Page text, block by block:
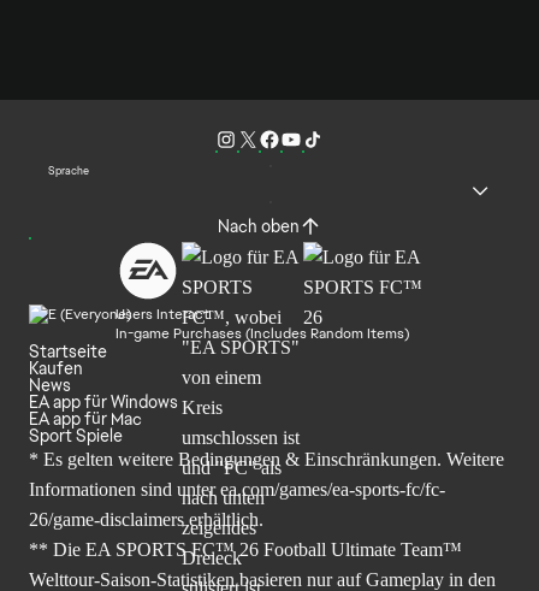
Sprache
Nach oben
Users Interact
In-game Purchases (Includes Random Items)
Startseite
Kaufen
News
EA app für Windows
EA app für Mac
Sport Spiele
* Es gelten weitere Bedingungen & Einschränkungen. Weitere
Informationen sind unterea.com/games/ea-sports-fc/fc-
26/game-disclaimers erhältlich.
** Die EA SPORTS FC™ 26 Football Ultimate Team™
Welttour-Saison-Statistiken basieren nur auf Gameplay in den